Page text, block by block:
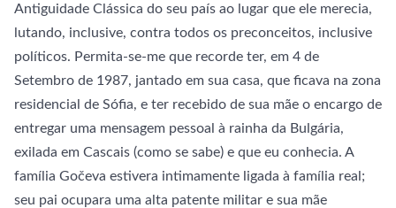
Antiguidade Clássica do seu país ao lugar que ele merecia,
lutando, inclusive, contra todos os preconceitos, inclusive
políticos. Permita-se-me que recorde ter, em 4 de
Setembro de 1987, jantado em sua casa, que ficava na zona
residencial de Sófia, e ter recebido de sua mãe o encargo de
entregar uma mensagem pessoal à rainha da Bulgária,
exilada em Cascais (como se sabe) e que eu conhecia. A
família Gočeva estivera intimamente ligada à família real;
seu pai ocupara uma alta patente militar e sua mãe